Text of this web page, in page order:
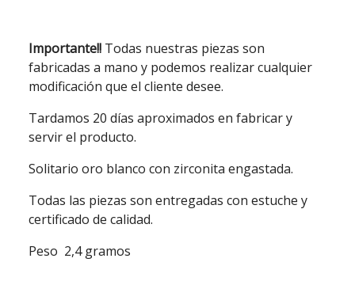
Importante!!Todas nuestras piezas son
fabricadas a mano y podemos realizar cualquier
modificación que el cliente desee.
Tardamos 20 días aproximados en fabricar y
servir el producto.
Solitario oro blanco con zirconita engastada.
Todas las piezas son entregadas con estuche y
certificado de calidad.
Peso 2,4 gramos